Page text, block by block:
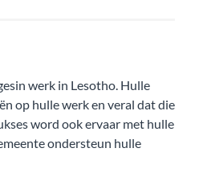
werk in Lesotho. Hulle
op hulle werk en veral dat die
word ook ervaar met hulle
ondersteun hulle